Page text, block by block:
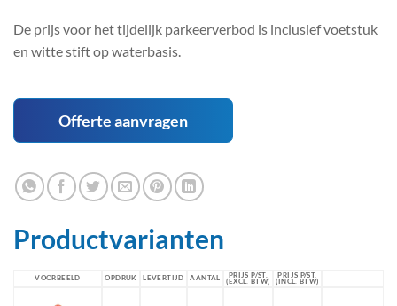
De prijs voor het tijdelijk parkeerverbod is inclusief voetstuk
en witte stift op waterbasis.
Offerte aanvragen
Productvarianten
VOORBEELD OPDRUK LEVERTIJD AANTAL PRIJS P/ST.
(EXCL. BTW)
PRIJS P/ST.
(INCL. BTW)